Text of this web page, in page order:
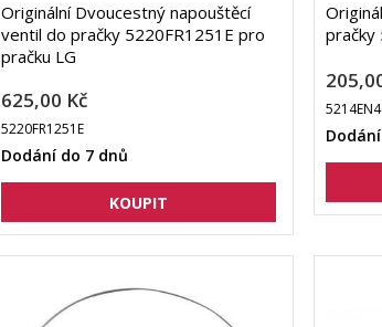
Originální Dvoucestný napouštěcí
ventil do pračky 5220FR1251E pro
pračku LG
625,00 Kč
5220FR1251E
Dodání do 7 dnů
pračky